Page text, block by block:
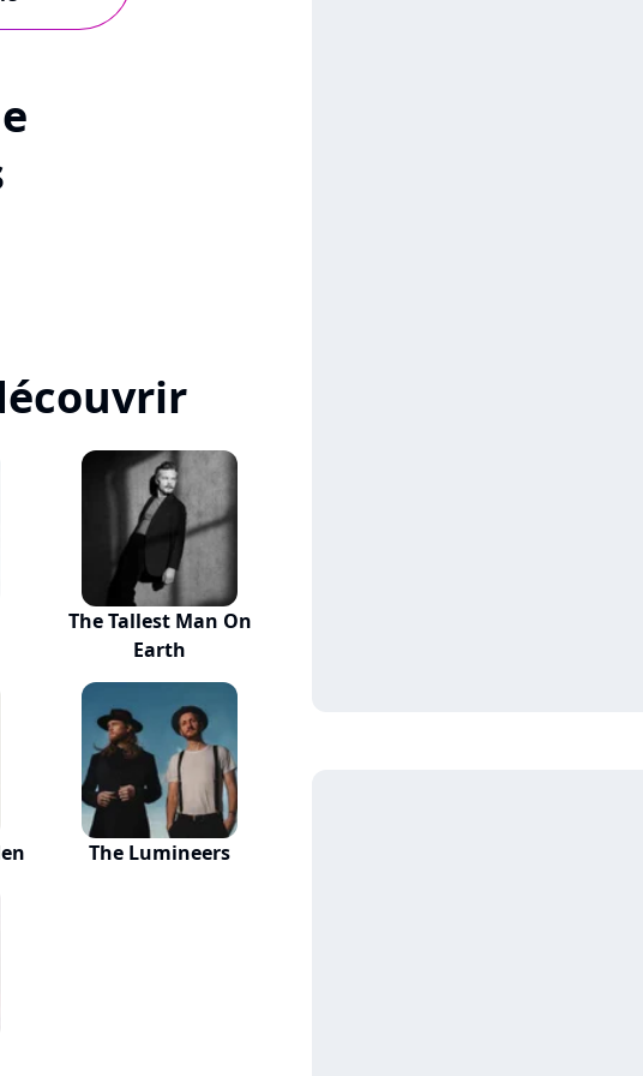
The Tallest Man On
Earth
The Lumineers